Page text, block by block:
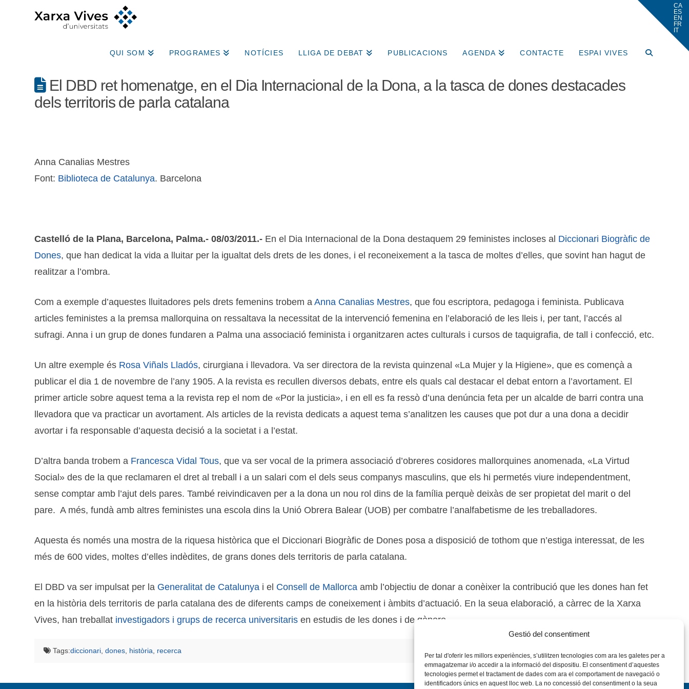
Gestió del consentiment
Per tal d'oferir les millors experiències, s’utilitzen tecnologies com ara les galetes per a
emmagatzemar i/o accedir a la informació del dispositiu. El consentiment d’aquestes
tecnologies permet el tractament de dades com ara el comportament de navegació o
identificadors únics en aquest lloc web. La no concessió del consentiment o la seua
QUI SOM PROGRAMES NOTÍCIES LLIGA DE DEBAT PUBLICACIONS AGENDA CONTACTE ESPAI VIVES
El DBD ret homenatge, en el Dia Internacional de la Dona, a la tasca de dones destacades
dels territoris de parla catalana
Anna Canalias Mestres
Font: Biblioteca de Catalunya. Barcelona
Castelló de la Plana, Barcelona, Palma.- 08/03/2011.- En el Dia Internacional de la Dona destaquem 29 feministes incloses al Diccionari Biogràfic de
Dones, que han dedicat la vida a lluitar per la igualtat dels drets de les dones, i el reconeixement a la tasca de moltes d’elles, que sovint han hagut de
realitzar a l’ombra.
Com a exemple d’aquestes lluitadores pels drets femenins trobem aAnna Canalias Mestres, que fou escriptora, pedagoga i feminista. Publicava
articles feministes a la premsa mallorquina on ressaltava la necessitat de la intervenció femenina en l’elaboració de les lleis i, per tant, l’accés al
sufragi. Anna i un grup de dones fundaren a Palma una associació feminista i organitzaren actes culturals i cursos de taquigrafia, de tall i confecció, etc.
Un altre exemple és Rosa Viñals Lladós, cirurgiana i llevadora. Va ser directora de la revista quinzenal «La Mujer y la Higiene», que es començà a
publicar el dia 1 de novembre de l’any 1905. A la revista es recullen diversos debats, entre els quals cal destacar el debat entorn a l’avortament. El
primer article sobre aquest tema a la revista rep el nom de «Por la justicia», i en ell es fa ressò d’una denúncia feta per un alcalde de barri contra una
llevadora que va practicar un avortament. Als articles de la revista dedicats a aquest tema s’analitzen les causes que pot dur a una dona a decidir
avortar i fa responsable d’aquesta decisió a la societat i a l’estat.
D’altra banda trobem a Francesca Vidal Tous, que va ser vocal de la primera associació d’obreres cosidores mallorquines anomenada, «La Virtud
Social» des de la que reclamaren el dret al treball i a un salari com el dels seus companys masculins, que els hi permetés viure independentment,
sense comptar amb l’ajut dels pares. També reivindicaven per a la dona un nou rol dins de la família perquè deixàs de ser propietat del marit o del
pare. A més, fundà amb altres feministes una escola dins la Unió Obrera Balear (UOB) per combatre l’analfabetisme de les treballadores.
Aquesta és només una mostra de la riquesa històrica que el Diccionari Biogràfic de Dones posa a disposició de tothom que n’estiga interessat, de les
més de 600 vides, moltes d’elles indèdites, de grans dones dels territoris de parla catalana.
El DBD va ser impulsat per la Generalitat de Catalunya i el Consell de Mallorca amb l’objectiu de donar a conèixer la contribució que les dones han fet
en la història dels territoris de parla catalana des de diferents camps de coneixement i àmbits d’actuació. En la seua elaboració, a càrrec de la Xarxa
Vives, han treballat investigadors i grups de recerca universitaris en estudis de les dones i de gènere.
Tags:diccionari, dones, història, recerca